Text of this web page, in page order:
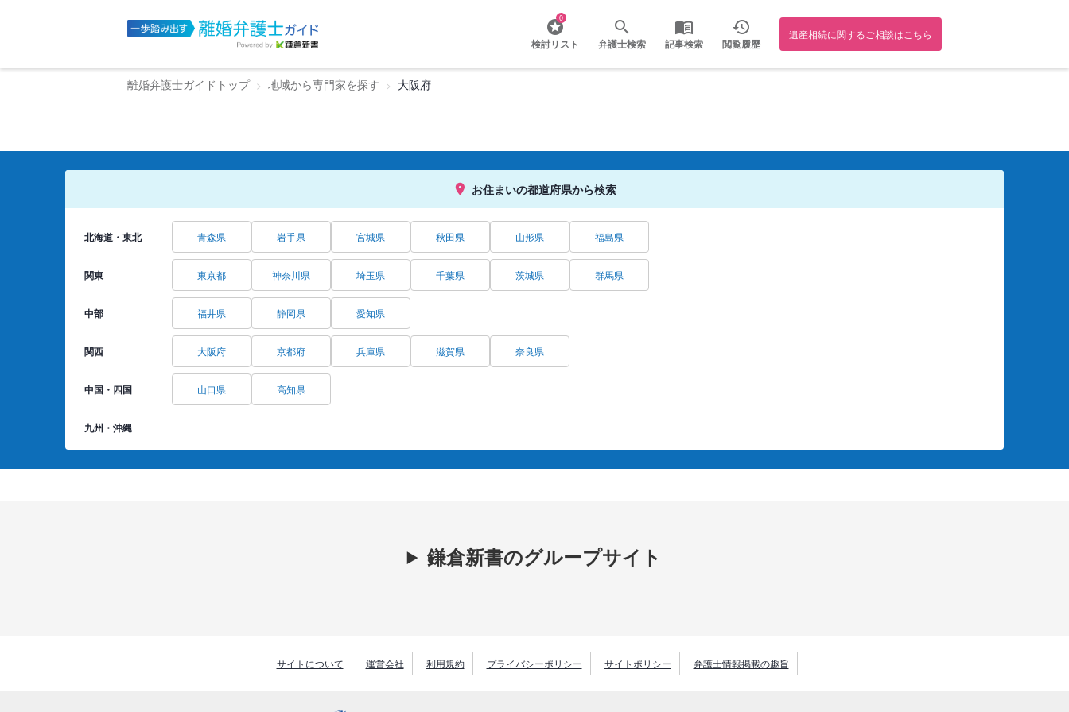
0
検討リスト 弁護士検索 記事検索 閲覧履歴
遺産相続に関するご相談はこちら
離婚弁護士ガイドトップ 地域から専門家を探す 大阪府
お住まいの都道府県から検索
北海道・東北 青森県 岩手県 宮城県 秋田県 山形県 福島県
関東 東京都 神奈川県 埼玉県 千葉県 茨城県 群馬県
中部 福井県 静岡県 愛知県
関西 大阪府 京都府 兵庫県 滋賀県 奈良県
中国・四国 山口県 高知県
九州・沖縄
鎌倉新書のグループサイト
サイトについて 運営会社 利用規約 プライバシーポリシー サイトポリシー 弁護士情報掲載の趣旨